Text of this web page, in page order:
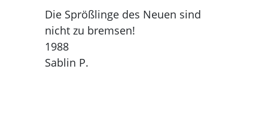
Die Sprößlinge des Neuen sind
nicht zu bremsen!
1988
Sablin P.